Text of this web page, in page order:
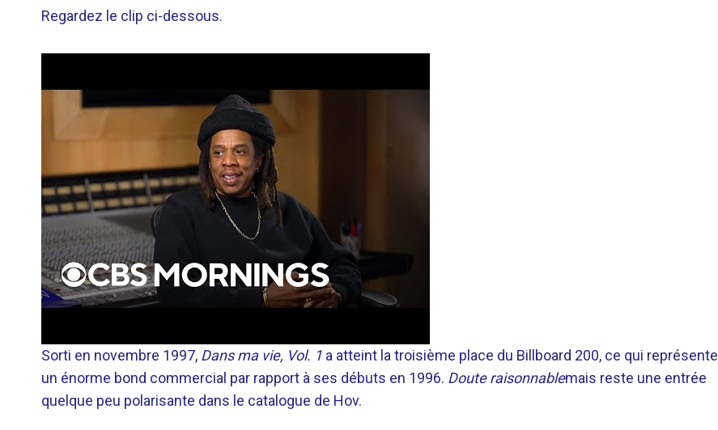
Regardez le clip ci-dessous.
Sorti en novembre 1997, Dans ma vie, Vol. 1 a atteint la troisième place du Billboard 200, ce qui représente
un énorme bond commercial par rapport à ses débuts en 1996. Doute raisonnablemais reste une entrée
quelque peu polarisante dans le catalogue de Hov.